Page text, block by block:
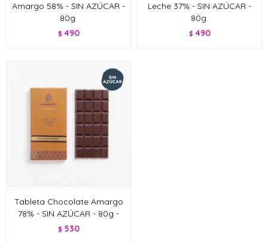
Amargo 58% - SIN AZÚCAR -
80g.
$ 490
Leche 37% - SIN AZÚCAR -
80g.
$ 490
Tableta Chocolate Amargo
78% - SIN AZÚCAR - 80g -
$ 530